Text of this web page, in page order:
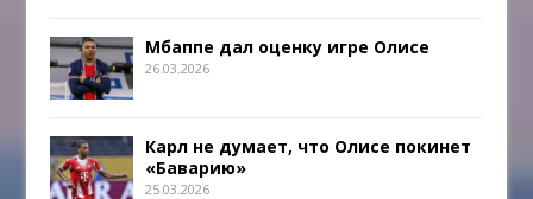
Мбаппе дал оценку игре Олисе
26.03.2026
Карл не думает, что Олисе покинет
«Баварию»
25.03.2026